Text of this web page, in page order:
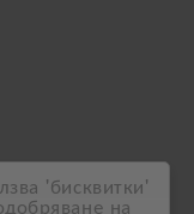
'бисквитки'
на